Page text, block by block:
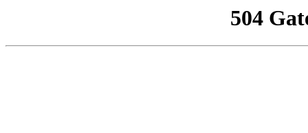
504